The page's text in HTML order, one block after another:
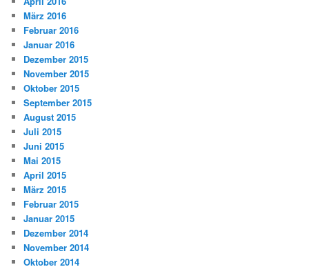
März 2016
Februar 2016
Januar 2016
Dezember 2015
November 2015
Oktober 2015
September 2015
August 2015
Juli 2015
Juni 2015
Mai 2015
April 2015
März 2015
Februar 2015
Januar 2015
Dezember 2014
November 2014
Oktober 2014